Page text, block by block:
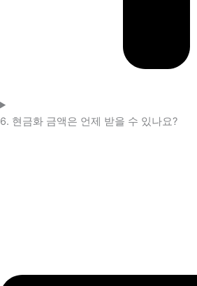
6. 현금화 금액은 언제 받을 수 있나요?